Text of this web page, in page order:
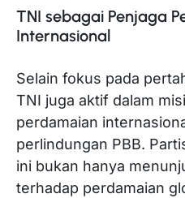
TNI sebagai Penjaga
Internasional
Selain fokus pada
TNI juga aktif dalam
perdamaian
perlindungan PBB.
ini bukan hanya
terhadap perdamaian